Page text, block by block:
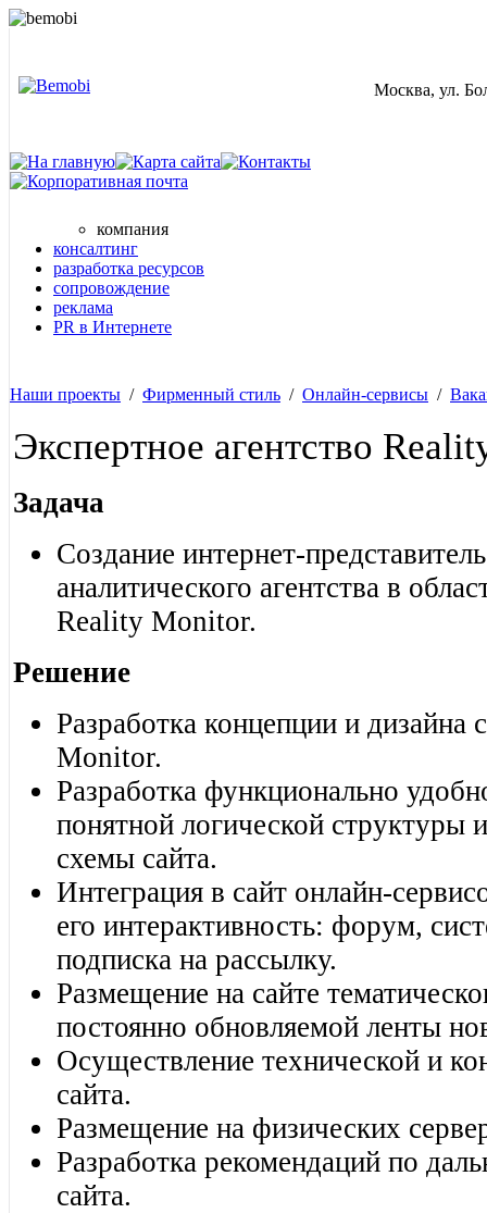
Москва, ул.
компания
консалтинг
разработка ресурсов
сопровождение
реклама
PR в Интернете
Наши проекты / Фирменный стиль / Онлайн-сервисы /
Экспертное агентство
Задача
Создание интернет-
аналитического агентства в
Reality Monitor.
Решение
Разработка концепции и дизайна
Monitor.
Разработка функционально
понятной логической структуры
схемы сайта.
Интеграция в сайт онлайн-
его интерактивность: форум,
подписка на рассылку.
Размещение на сайте
постоянно обновляемой ленты
Осуществление технической и
сайта.
Размещение на физических
Разработка рекомендаций по
сайта.